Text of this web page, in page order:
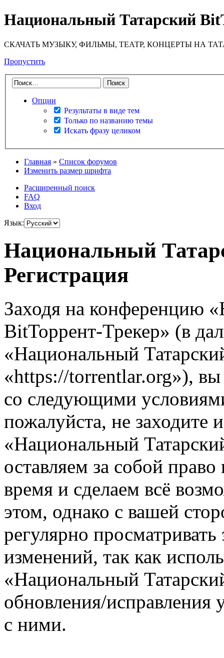
Национальный Татарский
СКАЧАТЬ МУЗЫКУ, ФИЛЬМЫ, ТЕАТР, КОНЦЕРТЫ НА
Пропустить
Опции
Результаты в виде тем
Только по названию темы
Искать фразу целиком
Главная » Список форумов
Изменить размер шрифта
Расширенный поиск
FAQ
Вход
Язык:
Национальный
Регистрация
Заходя на конференцию
BitТоррент-Трекер» (в
«Национальный
«https://torrentlar.org»), вы
со следующими
пожалуйста, не заходите
«Национальный
оставляем за собой
время и сделаем всё
этом, однако с вашей
регулярно просматривать
изменений, так как
«Национальный
обновления/исправления
с ними.